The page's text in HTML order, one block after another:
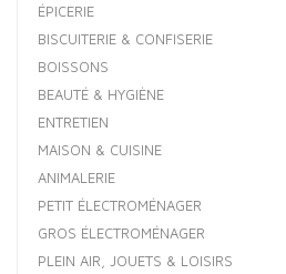
ÉPICERIE
BISCUITERIE & CONFISERIE
BOISSONS
BEAUTÉ & HYGIÈNE
ENTRETIEN
MAISON & CUISINE
ANIMALERIE
PETIT ÉLECTROMÉNAGER
GROS ÉLECTROMÉNAGER
PLEIN AIR, JOUETS & LOISIRS